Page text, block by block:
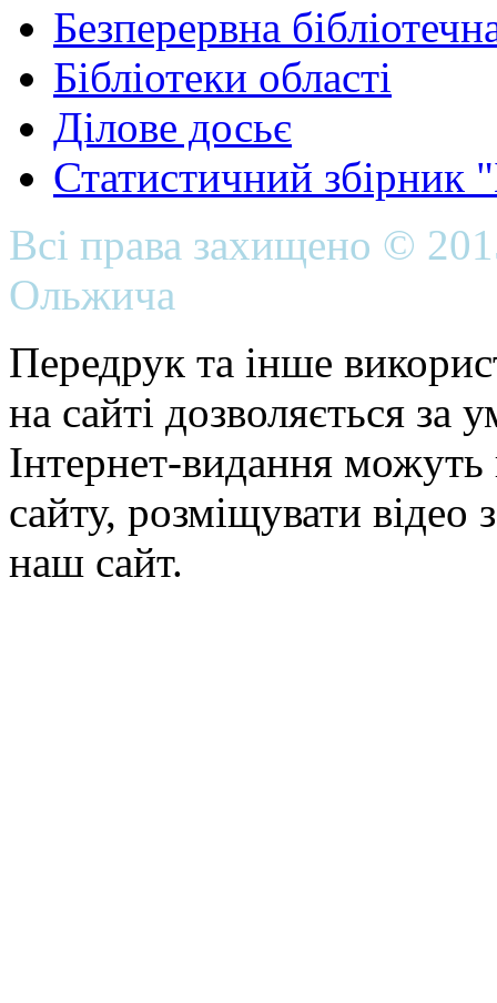
Безперервна
Бібліотеки області
Ділове досьє
Статистичний
Всі права захищено ©
Ольжича
Передрук та інше
на сайті дозволяється
Інтернет-видання можуть
сайту, розміщувати відео
наш сайт.